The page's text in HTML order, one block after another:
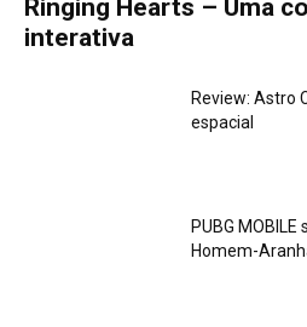
Ringing Hearts – Uma
interativa
Review: Astro
espacial
PUBG
Homem-